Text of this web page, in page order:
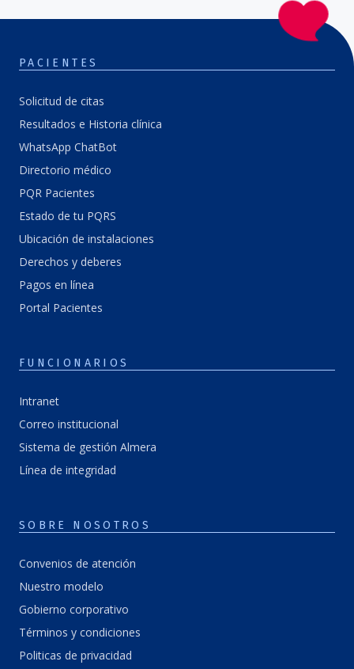
PACIENTES
Solicitud de citas
Resultados e Historia clínica
WhatsApp ChatBot
Directorio médico
PQR Pacientes
Estado de tu PQRS
Ubicación de instalaciones
Derechos y deberes
Pagos en línea
Portal Pacientes
FUNCIONARIOS
Intranet
Correo institucional
Sistema de gestión Almera
Línea de integridad
SOBRE NOSOTROS
Convenios de atención
Nuestro modelo
Gobierno corporativo
Términos y condiciones
Politicas de privacidad